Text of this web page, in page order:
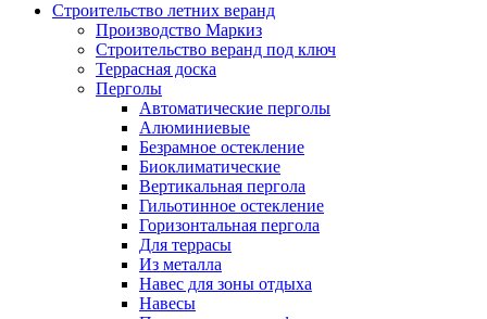
Строительство летних веранд
Производство Маркиз
Строительство веранд под ключ
Террасная доска
Перголы
Автоматические перголы
Алюминиевые
Безрамное остекление
Биоклиматические
Вертикальная пергола
Гильотинное остекление
Горизонтальная пергола
Для террасы
Из металла
Навес для зоны отдыха
Навесы